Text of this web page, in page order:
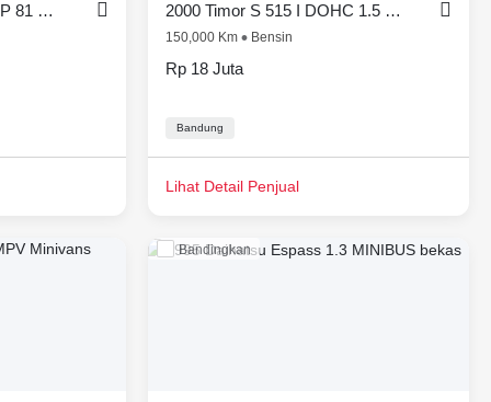
2000 Toyota Starlet 1.3 EP 81 SEG POWER STEERING MT SDN 2000 Timor S 515 I DOHC 1.5 MT
150,000 Km Bensin
Rp 18 Juta
Bandung
Lihat Detail Penjual
Bandingkan